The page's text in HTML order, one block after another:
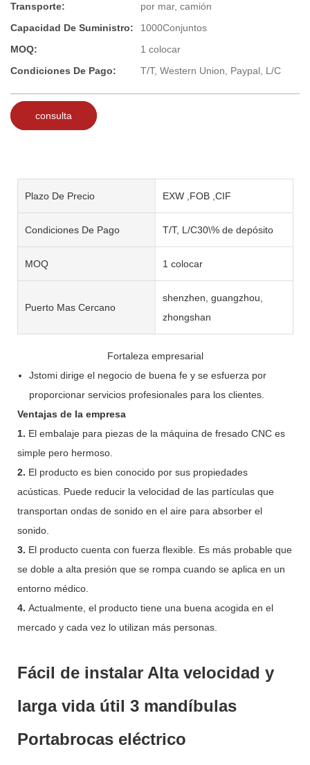
Transporte:
por mar, camión
Capacidad De Suministro:
1000Conjuntos
MOQ:
1 colocar
Condiciones De Pago:
T/T, Western Union, Paypal, L/C
consulta
Plazo De Precio EXW ,FOB ,CIF
Condiciones De Pago T/T, L/C30\% de depósito
MOQ 1 colocar
Puerto Mas Cercano
shenzhen, guangzhou,
zhongshan
Fortaleza empresarial
Jstomi dirige el negocio de buena fe y se esfuerza por
proporcionar servicios profesionales para los clientes.
Ventajas de la empresa
1. El embalaje para piezas de la máquina de fresado CNC es
simple pero hermoso.
2. El producto es bien conocido por sus propiedades
acústicas. Puede reducir la velocidad de las partículas que
transportan ondas de sonido en el aire para absorber el
sonido.
3. El producto cuenta con fuerza flexible. Es más probable que
se doble a alta presión que se rompa cuando se aplica en un
entorno médico.
4. Actualmente, el producto tiene una buena acogida en el
mercado y cada vez lo utilizan más personas.
Fácil de instalar Alta velocidad y
larga vida útil 3 mandíbulas
Portabrocas eléctrico